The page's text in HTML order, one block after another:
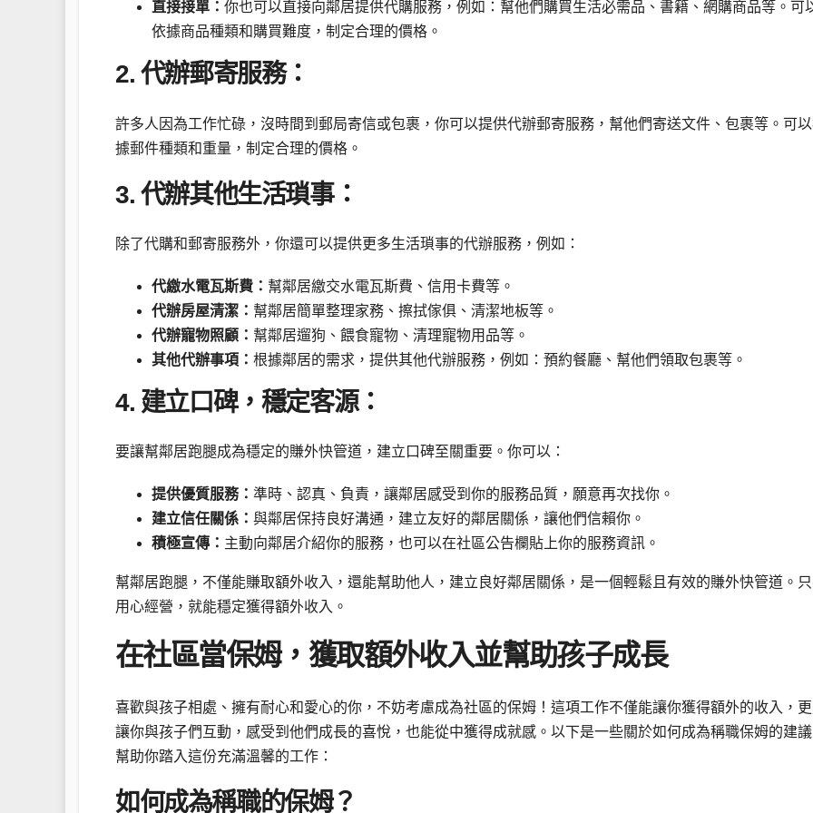
直接接單： 你也可以直接向鄰居提供代購服務，例如：幫他們購買生活必需品、書籍、網購商品等。可
依據商品種類和購買難度，制定合理的價格。
2. 代辦郵寄服務：
許多人因為工作忙碌，沒時間到郵局寄信或包裹，你可以提供代辦郵寄服務，幫他們寄送文件、包裹等。可
據郵件種類和重量，制定合理的價格。
3. 代辦其他生活瑣事：
除了代購和郵寄服務外，你還可以提供更多生活瑣事的代辦服務，例如：
代繳水電瓦斯費： 幫鄰居繳交水電瓦斯費、信用卡費等。
代辦房屋清潔： 幫鄰居簡單整理家務、擦拭傢俱、清潔地板等。
代辦寵物照顧： 幫鄰居遛狗、餵食寵物、清理寵物用品等。
其他代辦事項： 根據鄰居的需求，提供其他代辦服務，例如：預約餐廳、幫他們領取包裹等。
4. 建立口碑，穩定客源：
要讓幫鄰居跑腿成為穩定的賺外快管道，建立口碑至關重要。你可以：
提供優質服務： 準時、認真、負責，讓鄰居感受到你的服務品質，願意再次找你。
建立信任關係： 與鄰居保持良好溝通，建立友好的鄰居關係，讓他們信賴你。
積極宣傳： 主動向鄰居介紹你的服務，也可以在社區公告欄貼上你的服務資訊。
幫鄰居跑腿，不僅能賺取額外收入，還能幫助他人，建立良好鄰居關係，是一個輕鬆且有效的賺外快管道。
用心經營，就能穩定獲得額外收入。
在社區當保姆，獲取額外收入並幫助孩子成長
喜歡與孩子相處、擁有耐心和愛心的你，不妨考慮成為社區的保姆！這項工作不僅能讓你獲得額外的收入，
讓你與孩子們互動，感受到他們成長的喜悅，也能從中獲得成就感。以下是一些關於如何成為稱職保姆的建
幫助你踏入這份充滿溫馨的工作：
如何成為稱職的保姆？